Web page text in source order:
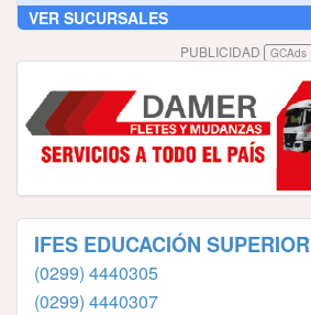
VER SUCURSALES
PUBLICIDAD GCAds
IFES EDUCACIÓN SUPERIOR
(0299) 4440305
(0299) 4440307